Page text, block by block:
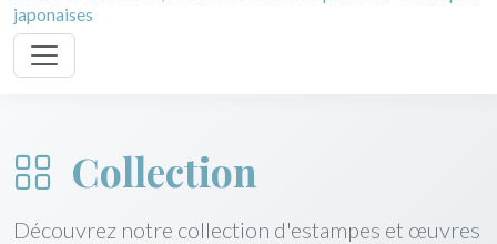
japonaises
Collection
Découvrez notre collection d'estampes et œuvres